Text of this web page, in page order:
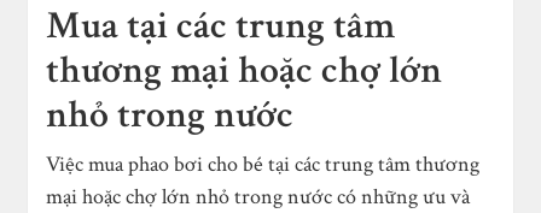
Mua tại các trung tâm
thương mại hoặc chợ lớn
nhỏ trong nước
Việc mua phao bơi cho bé tại các trung tâm thương
mại hoặc chợ lớn nhỏ trong nước có những ưu và